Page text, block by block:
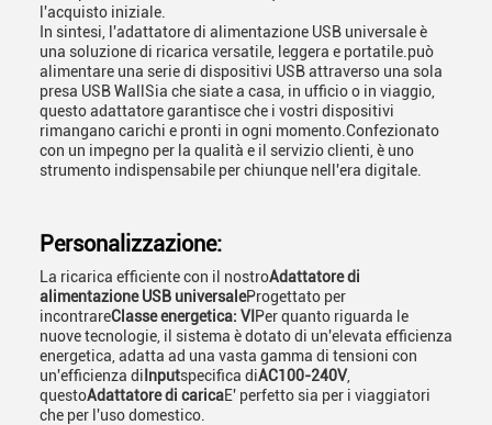
l'acquisto iniziale.
In sintesi, l'adattatore di alimentazione USB universale è
una soluzione di ricarica versatile, leggera e portatile.può
alimentare una serie di dispositivi USB attraverso una sola
presa USB WallSia che siate a casa, in ufficio o in viaggio,
questo adattatore garantisce che i vostri dispositivi
rimangano carichi e pronti in ogni momento.Confezionato
con un impegno per la qualità e il servizio clienti, è uno
strumento indispensabile per chiunque nell'era digitale.
Personalizzazione:
La ricarica efficiente con il nostroAdattatore di
alimentazione USB universaleProgettato per
incontrareClasse energetica: VI Per quanto riguarda le
nuove tecnologie, il sistema è dotato di un'elevata efficienza
energetica, adatta ad una vasta gamma di tensioni con
un'efficienza di Inputspecifica diAC100-240V
questoAdattatore di caricaE' perfetto sia per i viaggiatori
che per l'uso domestico.